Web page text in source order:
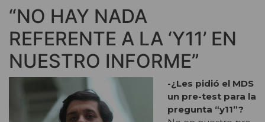
“NO HAY NADA
REFERENTE A LA ‘Y11’ EN
NUESTRO INFORME”
-¿Les pidió el MDS
un pre-test para la
pregunta “y11”?